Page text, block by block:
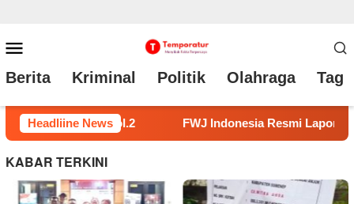
ke
konten
Mobile
Berita Kriminal Politik Olahraga Tag
Headliine News
Laporkan RSP dengan Pasal UU ITE Normalisasi
KABAR TERKINI